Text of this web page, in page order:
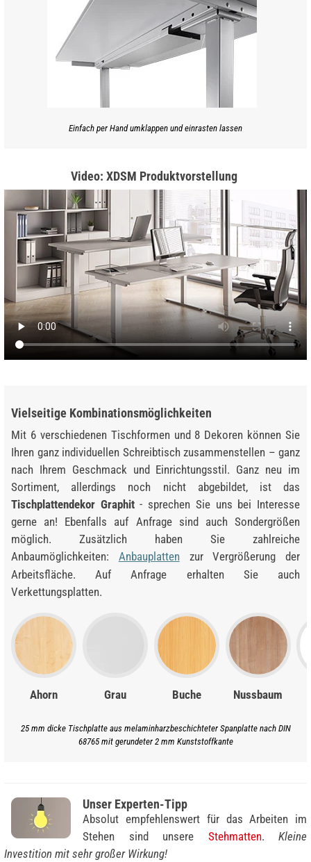
Einfach per Hand umklappen und einrasten lassen
Video: XDSM Produktvorstellung
Vielseitige Kombinationsmöglichkeiten
Mit 6 verschiedenen Tischformen und 8 Dekoren können Sie
Ihren ganz individuellen Schreibtisch zusammenstellen – ganz
nach Ihrem Geschmack und Einrichtungsstil. Ganz neu im
Sortiment, allerdings noch nicht abgebildet, ist das
Tischplattendekor Graphit- sprechen Sie uns bei Interesse
gerne an! Ebenfalls auf Anfrage sind auch Sondergrößen
möglich. Zusätzlich haben Sie zahlreiche
Anbaumöglichkeiten: Anbauplatten
zur Vergrößerung der
Arbeitsfläche. Auf Anfrage erhalten Sie auch
Verkettungsplatten.
Ahorn Grau Buche Nussbaum
25 mm dicke Tischplatte aus melaminharzbeschichteter Spanplatte nach DIN
68765 mit gerundeter 2 mm Kunststoffkante
Unser Experten-Tipp
Absolut empfehlenswert für das Arbeiten im
Stehen sind unsere Stehmatten. Kleine
Investition mit sehr großer Wirkung!